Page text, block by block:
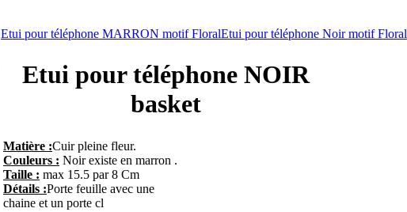
Etui pour téléphone MARRON motif FloralEtui pour téléphone Noir motif Floral
Etui pour téléphone NOIR
basket
Matière :Cuir pleine fleur.
Couleurs : Noir existe en marron .
Taille : max 15.5 par 8 Cm
Détails :Porte feuille avec une
chaine et un porte cl